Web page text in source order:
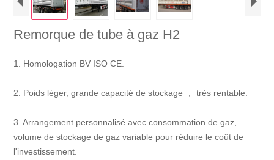
Remorque de tube à gaz H2
1. Homologation BV ISO CE.
2. Poids léger, grande capacité de stockage ， très rentable.
3. Arrangement personnalisé avec consommation de gaz,
volume de stockage de gaz variable pour réduire le coût de
l'investissement.